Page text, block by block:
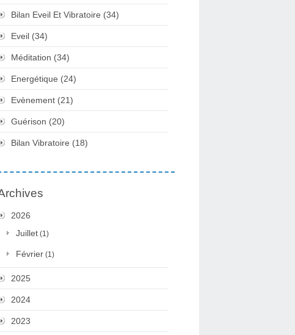
Bilan Eveil Et Vibratoire (34)
Eveil (34)
Méditation (34)
Energétique (24)
Evènement (21)
Guérison (20)
Bilan Vibratoire (18)
2026
Juillet (1)
Février (1)
2025
2024
2023